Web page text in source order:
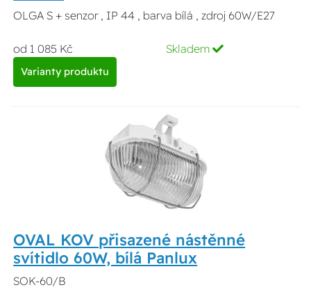
OLGA S + senzor , IP 44 , barva bílá , zdroj 60W/E27
od 1 085 Kč Skladem
Varianty produktu
OVAL KOV přisazené nástěnné
svítidlo 60W, bílá Panlux
SOK-60/B